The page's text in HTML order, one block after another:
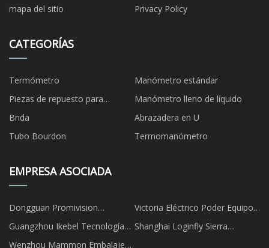
mapa del sitio
Privacy Policy
CATEGORÍAS
Termómetro
Manómetro estándar
Piezas de repuesto para
manómetros
Manómetro lleno de líquido
Brida
Abrazadera en U
Tubo Bourdon
Termomanómetro
EMPRESA ASOCIADA
Dongguan Promivision
Embalaje Fábrica
Victoria Eléctrico Poder Equipo
Co., Limitado
Guangzhou Ikebel Tecnología
Co., Limitado
Shanghai Loginfly Sierra
Wenzhou Mammon Embalaje